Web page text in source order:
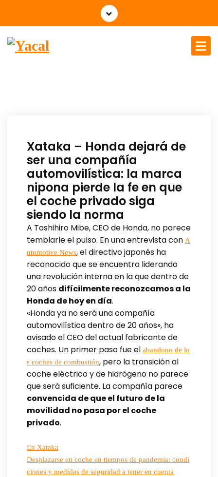
Xataka – Honda dejará de
ser una compañía
automovilística: la marca
nipona pierde la fe en que
el coche privado siga
siendo la norma
A Toshihiro Mibe, CEO de Honda, no parece
temblarle el pulso. En una entrevista con A
utomotive News, el directivo japonés ha
reconocido que se encuentra liderando
una revolución interna en la que dentro de
20 años difícilmente reconozcamos a la
Honda de hoy en día.
«Honda ya no será una compañía
automovilística dentro de 20 años», ha
avisado el CEO del actual fabricante de
coches. Un primer paso fue el abandono de lo
s coches de combustión, pero la transición al
coche eléctrico y de hidrógeno no parece
que será suficiente. La compañía parece
convencida de que el futuro de la
movilidad no pasa por el coche
privado.
En Xataka
Desplazarse en coche en tiempos de pandemia: condi
ciones y medidas de seguridad a tener en cuenta